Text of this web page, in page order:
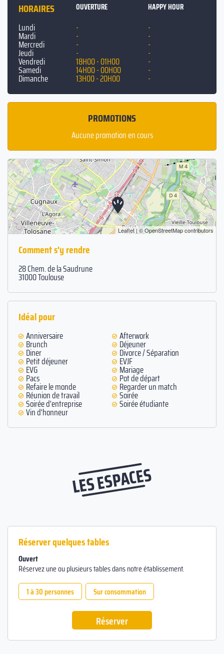
HORAIRES OUVERTURE HAPPY HOUR
Lundi - -
Mardi - -
Mercredi - -
Jeudi - -
Vendredi 18H00 - 01H00 -
Samedi 14H00 - 00H00 -
Dimanche 13H00 - 20H00 -
PROMOTIONS
Aucune promotion en cours
Leaflet| ©OpenStreetMapcontributors
Comment s'y rendre
28 Chem. de la Saudrune
31000 Toulouse
Idéal pour
Anniversaire Afterwork
Brunch Déjeuner
Diner Divorce / Séparation
Petit déjeuner EVJF
EVG Mariage
Pacs Pot de départ
Refaire le monde Regarder un match
Réunion de travail Soirée
Soirée d'entreprise Soirée étudiante
Vin d'honneur
LES ESPACES
Réserver quelques tables
Ouvert
Réservez une ou plusieurs tables dans notre établissement.
1 à 30 personnes
Sur consommation
Réserver